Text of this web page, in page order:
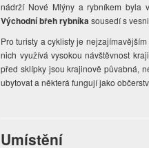
nádrží Nové Mlýny a rybníkem byla
Východní břeh rybníkasousedí s
Pro turisty a cyklisty je nejzajímavějším
nich využívá vysokou návštěvnost
před sklípky jsou krajinově půvabná,
ubytovat a některá fungují jako
Umístění